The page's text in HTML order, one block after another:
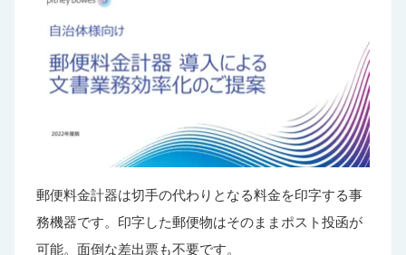
郵便料金計器は切手の代わりとなる料金を印字する事
務機器です。印字した郵便物はそのままポスト投函が
可能。面倒な差出票も不要です。